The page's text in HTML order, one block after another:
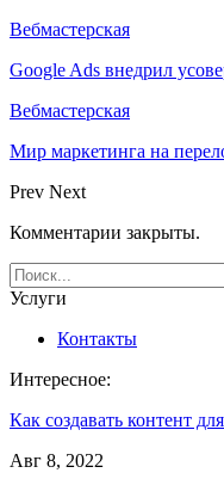
Вебмастерская
Google Ads внедрил
Вебмастерская
Мир маркетинга на
Prev Next
Комментарии закрыты.
Услуги
Контакты
Интересное:
Как создавать контент
Авг 8, 2022